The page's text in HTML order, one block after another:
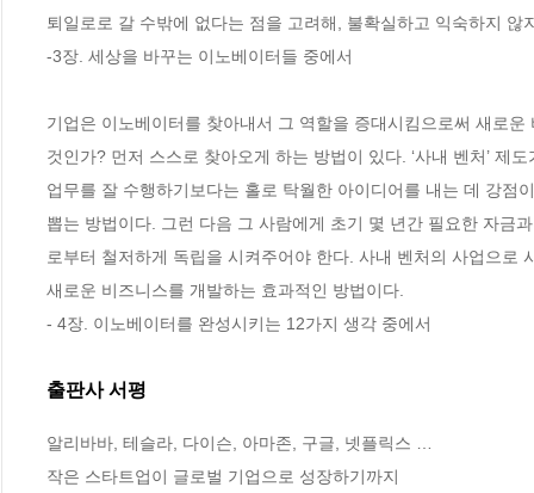
퇴일로로 갈 수밖에 없다는 점을 고려해, 불확실하고 익숙하지
-3장. 세상을 바꾸는 이노베이터들 중에서
기업은 이노베이터를 찾아내서 그 역할을 증대시킴으로써 새로
것인가? 먼저 스스로 찾아오게 하는 방법이 있다. ‘사내 벤처’ 제
업무를 잘 수행하기보다는 홀로 탁월한 아이디어를 내는 데 강점
뽑는 방법이다. 그런 다음 그 사람에게 초기 몇 년간 필요한 자금
로부터 철저하게 독립을 시켜주어야 한다. 사내 벤처의 사업으
새로운 비즈니스를 개발하는 효과적인 방법이다.
- 4장. 이노베이터를 완성시키는 12가지 생각 중에서
출판사 서평
알리바바, 테슬라, 다이슨, 아마존, 구글, 넷플릭스 …
작은 스타트업이 글로벌 기업으로 성장하기까지